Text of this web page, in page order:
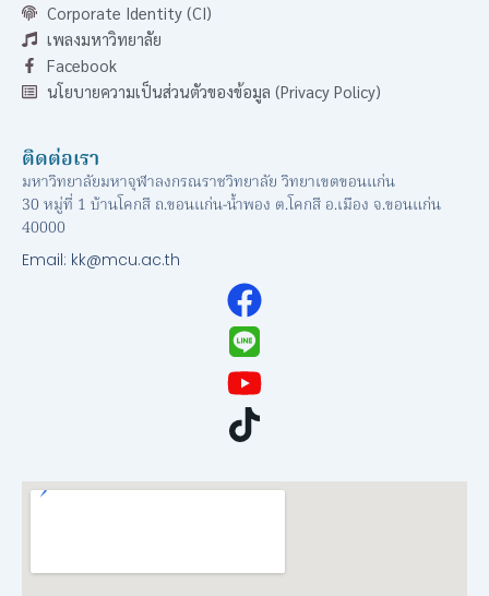
Corporate Identity (CI)
เพลงมหาวิทยาลัย
Facebook
นโยบายความเป็นส่วนตัวของข้อมูล (Privacy Policy)
ติดต่อเรา
มหาวิทยาลัยมหาจุฬาลงกรณราชวิทยาลัย วิทยาเขตขอนแก่น
30 หมู่ที่ 1 บ้านโคกสี ถ.ขอนแก่น-น้ำพอง ต.โคกสี อ.เมือง จ.ขอนแก่น
40000
Email: kk@mcu.ac.th